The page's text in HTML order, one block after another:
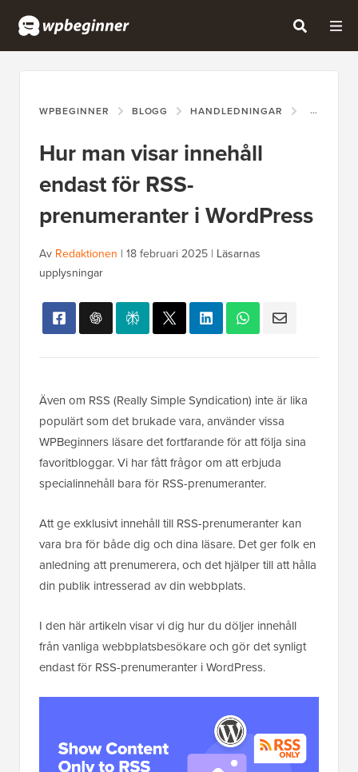
WPBEGINNER BLOGG HANDLEDNINGAR HUR
Hur man visar innehåll
endast för RSS-
prenumeranter i WordPress
Av Redaktionen | 18 februari 2025 | Läsarnas
upplysningar
Även om RSS (Really Simple Syndication) inte är lika
populärt som det brukade vara, använder vissa
WPBeginners läsare det fortfarande för att följa sina
favoritbloggar. Vi har fått frågor om att erbjuda
specialinnehåll bara för RSS-prenumeranter.
Att ge exklusivt innehåll till RSS-prenumeranter kan
vara bra för både dig och dina läsare. Det ger folk en
anledning att prenumerera, och det hjälper till att hålla
din publik intresserad av din webbplats.
I den här artikeln visar vi dig hur du döljer innehåll
från vanliga webbplatsbesökare och gör det synligt
endast för RSS-prenumeranter i WordPress.